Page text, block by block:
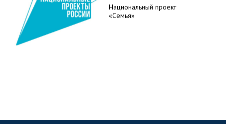
Национальный проект
«Семья»